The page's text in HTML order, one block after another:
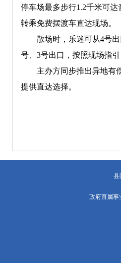
停车场最多步行1.2千米可
转乘免费摆渡车直达现场。
散场时，乐迷可从4号出
号、3号出口，按照现场指
主办方同步推出异地有偿
提供直达选择。
县
政府直属事